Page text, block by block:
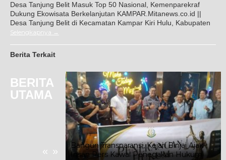
Desa Tanjung Belit Masuk Top 50 Nasional, Kemenparekraf
Dukung Ekowisata Berkelanjutan KAMPAR.Mitanews.co.id ||
Desa Tanjung Belit di Kecamatan Kampar Kiri Hulu, Kabupaten
Selengkapnya
Berita Terkait
BERITA
UTAMA
« »
Bangun Transparansi, Kejari Binjai Ajak
Insan Pers Kawal Penegakan Hukum